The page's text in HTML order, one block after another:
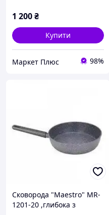
1 200₴
Купити
Маркет Плюс 98%
Сковорода "Maestro" MR-
1201-20 ,глибока з